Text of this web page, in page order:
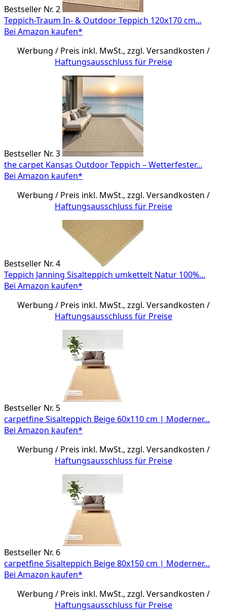
Bestseller Nr. 2
Teppich-Traum In- & Outdoor Teppich 120x170 cm...
Bei Amazon kaufen*
Werbung / Preis inkl. MwSt., zzgl. Versandkosten /
Haftungsausschluss für Preise
Bestseller Nr. 3
the carpet Kansas Outdoor Teppich – Wetterfester...
Bei Amazon kaufen*
Werbung / Preis inkl. MwSt., zzgl. Versandkosten /
Haftungsausschluss für Preise
Bestseller Nr. 4
Teppich Janning Sisalteppich umkettelt Natur 100%...
Bei Amazon kaufen*
Werbung / Preis inkl. MwSt., zzgl. Versandkosten /
Haftungsausschluss für Preise
Bestseller Nr. 5
carpetfine Sisalteppich Beige 60x110 cm | Moderner...
Bei Amazon kaufen*
Werbung / Preis inkl. MwSt., zzgl. Versandkosten /
Haftungsausschluss für Preise
Bestseller Nr. 6
carpetfine Sisalteppich Beige 80x150 cm | Moderner...
Bei Amazon kaufen*
Werbung / Preis inkl. MwSt., zzgl. Versandkosten /
Haftungsausschluss für Preise